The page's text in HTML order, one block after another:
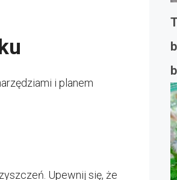
i planem
Upewnij się, że